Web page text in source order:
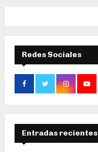
Redes Sociales
Entradas recientes